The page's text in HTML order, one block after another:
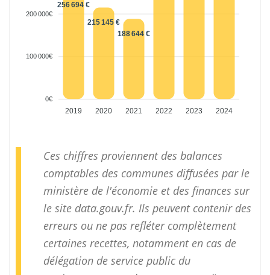
200 000€
100 000€
0€
256 694 €
215 145 €
188 644 €
2019 2020 2021 2022 2023 2024
Ces chiffres proviennent des balances
comptables des communes diffusées par le
ministère de l'économie et des finances sur
le site data.gouv.fr. Ils peuvent contenir des
erreurs ou ne pas refléter complètement
certaines recettes, notamment en cas de
délégation de service public du